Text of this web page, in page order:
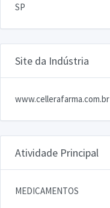
SP
Site da Indústria
www.cellerafarma.com.br
Atividade Principal
MEDICAMENTOS